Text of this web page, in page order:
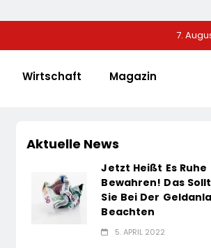
7.
Wirtschaft Magazin
Aktuelle News
Jetzt Heißt Es Ruhe
Bewahren! Das
Sie Bei Der
Beachten
5. APRIL 2022